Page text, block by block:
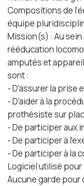
Compositions de
équipe
Mission(s) : Au
rééducation
amputés et
sont :
- D'assurer la prise
- D'aider à la
prothésiste sur
- De participer aux
- De participer à
- De participer à la
Logiciel utilisé
Aucune garde pour